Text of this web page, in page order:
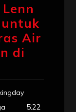
untuk
Air
di
5:22